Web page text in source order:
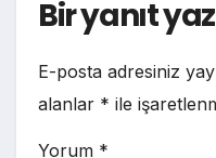
Bir yanıt
E-posta adresiniz
alanlar * ile
Yorum *